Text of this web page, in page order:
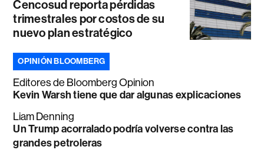
Cencosud reporta pérdidas
trimestrales por costos de su
nuevo plan estratégico
OPINIÓN BLOOMBERG
Editores de Bloomberg Opinion
Kevin Warsh tiene que dar algunas explicaciones
Liam Denning
Un Trump acorralado podría volverse contra las
grandes petroleras